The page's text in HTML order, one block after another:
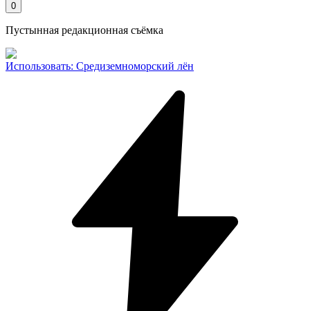
0
Пустынная редакционная съёмка
Использовать: Средиземноморский лён